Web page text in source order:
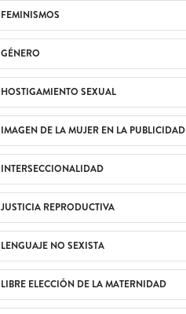
FEMINISMOS
GÉNERO
HOSTIGAMIENTO SEXUAL
IMAGEN DE LA MUJER EN LA PUBLICIDAD
INTERSECCIONALIDAD
JUSTICIA REPRODUCTIVA
LENGUAJE NO SEXISTA
LIBRE ELECCIÓN DE LA MATERNIDAD